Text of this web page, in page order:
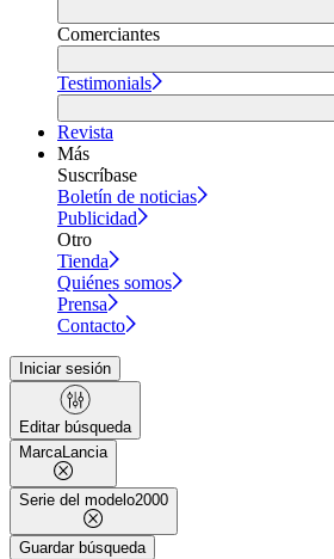
Comerciantes
Testimonials
Revista
Más
Suscríbase
Boletín de noticias
Publicidad
Otro
Tienda
Quiénes somos
Prensa
Contacto
Iniciar sesión
Editar búsqueda
MarcaLancia
Serie del modelo2000
Guardar búsqueda